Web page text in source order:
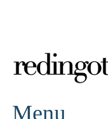
redingote.
Menu